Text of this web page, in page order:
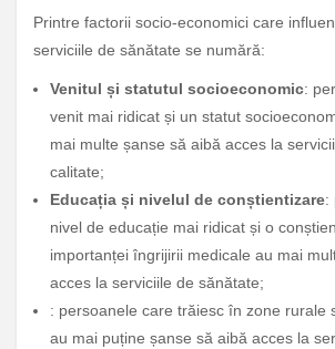
Printre factorii socio-economici care
serviciile de sănătate se numără:
Venitul și statutul socioeconomic:
venit mai ridicat și un statut
mai multe șanse să aibă acces la
calitate;
Educația și nivelul de conștientizare:
nivel de educație mai ridicat și o
importanței îngrijirii medicale au mai
acces la serviciile de sănătate;
: persoanele care trăiesc în zone rurale
au mai puține șanse să aibă acces la